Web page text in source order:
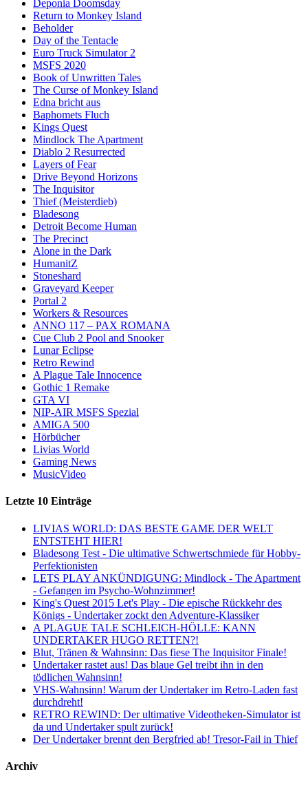
Deponia Doomsday
Return to Monkey Island
Beholder
Day of the Tentacle
Euro Truck Simulator 2
MSFS 2020
Book of Unwritten Tales
The Curse of Monkey Island
Edna bricht aus
Baphomets Fluch
Kings Quest
Mindlock The Apartment
Diablo 2 Resurrected
Layers of Fear
Drive Beyond Horizons
The Inquisitor
Thief (Meisterdieb)
Bladesong
Detroit Become Human
The Precinct
Alone in the Dark
HumanitZ
Stoneshard
Graveyard Keeper
Portal 2
Workers & Resources
ANNO 117 – PAX ROMANA
Cue Club 2 Pool and Snooker
Lunar Eclipse
Retro Rewind
A Plague Tale Innocence
Gothic 1 Remake
GTA VI
NIP-AIR MSFS Spezial
AMIGA 500
Hörbücher
Livias World
Gaming News
MusicVideo
Letzte 10 Einträge
LIVIAS WORLD: DAS BESTE GAME DER WELT
ENTSTEHT HIER!
Bladesong Test - Die ultimative Schwertschmiede für Hobby-
Perfektionisten
LETS PLAY ANKÜNDIGUNG: Mindlock - The Apartment
- Gefangen im Psycho-Wohnzimmer!
King's Quest 2015 Let's Play - Die epische Rückkehr des
Königs - Undertaker zockt den Adventure-Klassiker
A PLAGUE TALE SCHLEICH-HÖLLE: KANN
UNDERTAKER HUGO RETTEN?!
Blut, Tränen & Wahnsinn: Das fiese The Inquisitor Finale!
Undertaker rastet aus! Das blaue Gel treibt ihn in den
tödlichen Wahnsinn!
VHS-Wahnsinn! Warum der Undertaker im Retro-Laden fast
durchdreht!
RETRO REWIND: Der ultimative Videotheken-Simulator ist
da und Undertaker spult zurück!
Der Undertaker brennt den Bergfried ab! Tresor-Fail in Thief
Archiv